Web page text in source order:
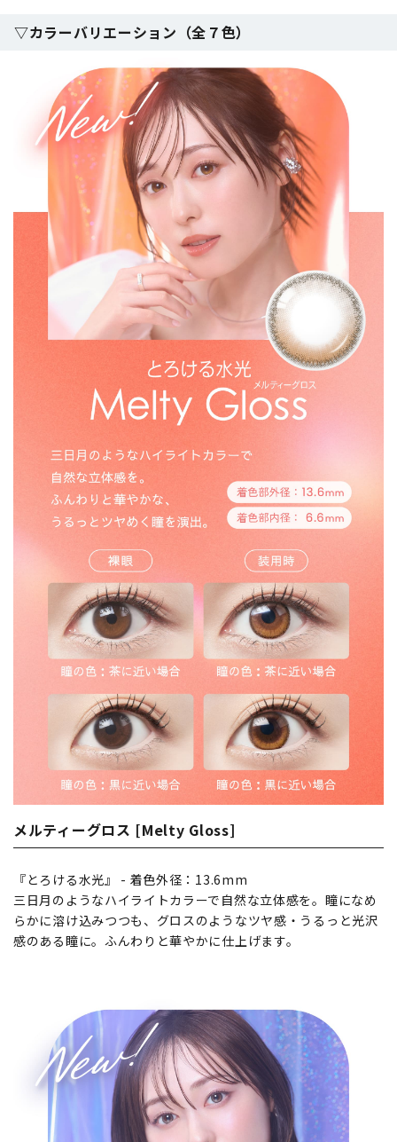
▽カラーバリエーション（全７色）
メルティーグロス [Melty Gloss]
『とろける水光』 - 着色外径：13.6mm
三日月のようなハイライトカラーで自然な立体感を。瞳になめ
らかに溶け込みつつも、グロスのようなツヤ感・うるっと光沢
感のある瞳に。ふんわりと華やかに仕上げます。